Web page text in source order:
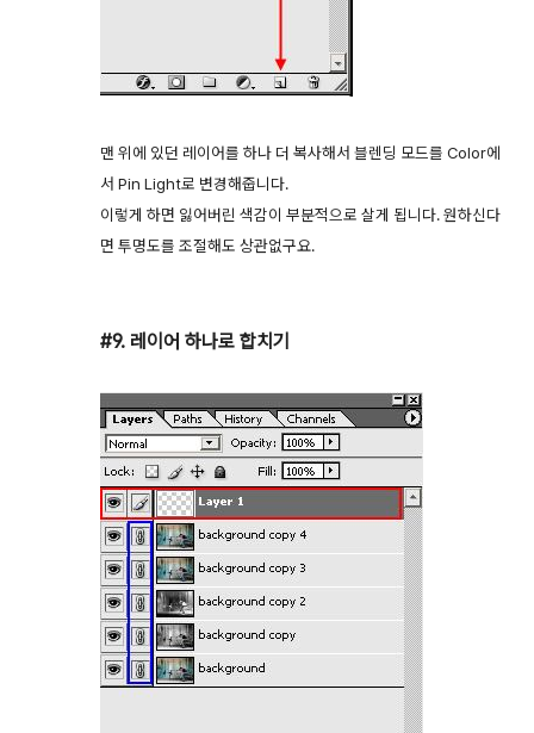
맨 위에 있던 레이어를 하나 더 복사해서 블렌딩 모드를 Color에
서 Pin Light로 변경해줍니다.
이렇게 하면 잃어버린 색감이 부분적으로 살게 됩니다. 원하신다
면 투명도를 조절해도 상관없구요.
#9. 레이어 하나로 합치기